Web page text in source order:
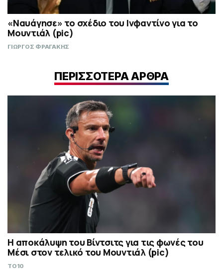
«Ναυάγησε» το σχέδιο του Ινφαντίνο για το
Μουντιάλ (pic)
ΓΙΩΡΓΟΣ ΦΡΑΓΑΚΗΣ
ΠΕΡΙΣΣΟΤΕΡΑ ΑΡΘΡΑ
Η αποκάλυψη του Βίντσιτς για τις φωνές του
Μέσι στον τελικό του Μουντιάλ (pic)
TO10